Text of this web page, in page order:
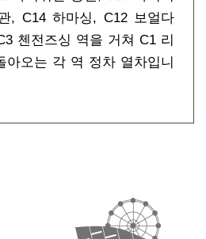
, C14 하마싱, C12 보얼다
첸전즈싱 역을 거쳐 C1 리
아오는 각 역 정차 열차입니